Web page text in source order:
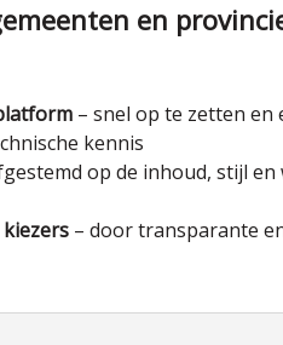
en
– snel op te zetten en
kennis
op de inhoud, stijl en
– door transparante